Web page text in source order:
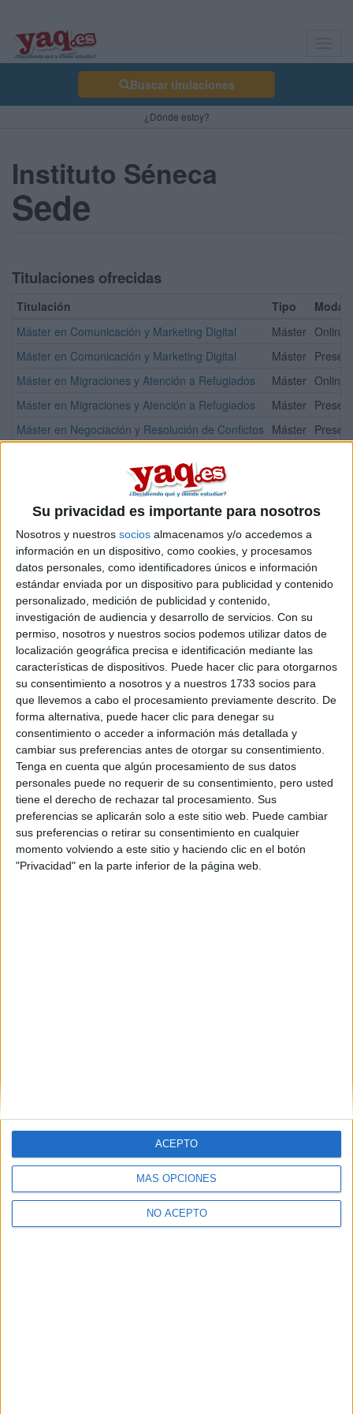
Su privacidad es importante para nosotros
Nosotros y nuestros socios almacenamos y/o accedemos a
información en un dispositivo, como cookies, y procesamos
datos personales, como identificadores únicos e información
estándar enviada por un dispositivo para publicidad y contenido
personalizado, medición de publicidad y contenido,
investigación de audiencia y desarrollo de servicios. Con su
permiso, nosotros y nuestros socios podemos utilizar datos de
localización geográfica precisa e identificación mediante las
características de dispositivos. Puede hacer clic para otorgarnos
su consentimiento a nosotros y a nuestros 1733 socios para
que llevemos a cabo el procesamiento previamente descrito. De
forma alternativa, puede hacer clic para denegar su
consentimiento o acceder a información más detallada y
cambiar sus preferencias antes de otorgar su consentimiento.
Tenga en cuenta que algún procesamiento de sus datos
personales puede no requerir de su consentimiento, pero usted
tiene el derecho de rechazar tal procesamiento. Sus
preferencias se aplicarán solo a este sitio web. Puede cambiar
sus preferencias o retirar su consentimiento en cualquier
momento volviendo a este sitio y haciendo clic en el botón
"Privacidad" en la parte inferior de la página web.
MÁS OPCIONES
NO ACEPTO
ACEPTO
Buscar titulaciones
¿Dónde estoy?
Instituto Séneca
Sede
Titulaciones ofrecidas
Titulación Tipo
Máster en Comunicación y Marketing Digital
Máster Online
Máster en Comunicación y Marketing Digital
Máster
Máster en Migraciones y Atención a Refugiados
Máster Online
Máster en Migraciones y Atención a Refugiados
Máster
Máster en Negociación y Resolución de Confictos Máster
¡Síguenos en Facebook!
Contactar
Avenida de Daroca 2
28017
Madrid
Madrid
Tel:915 770 265
Leaflet|©OpenStreetMap